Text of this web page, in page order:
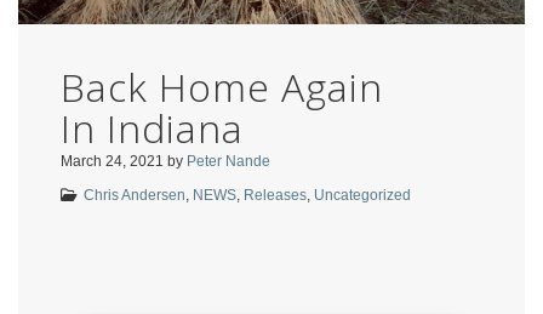
Back Home Again
In Indiana
March 24, 2021 by Peter Nande
Chris Andersen NEWS Releases Uncategorized